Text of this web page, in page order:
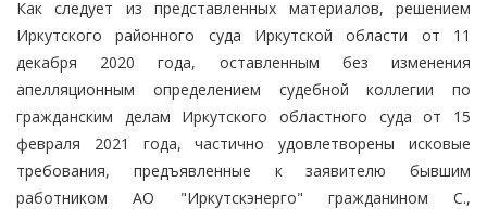
Как следует из представленных материалов, решением
Иркутского районного суда Иркутской области от 11
декабря 2020 года, оставленным без изменения
апелляционным определением судебной коллегии по
гражданским делам Иркутского областного суда от 15
февраля 2021 года, частично удовлетворены исковые
требования, предъявленные к заявителю бывшим
работником АО "Иркутскэнерго" гражданином С.,